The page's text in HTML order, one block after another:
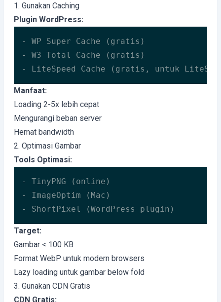
1. Gunakan Caching
Plugin WordPress:
- WP Super Cache (gratis)
- W3 Total Cache (gratis)
- LiteSpeed Cache (gratis, untuk
Manfaat:
Loading 2-5x lebih cepat
Mengurangi beban server
Hemat bandwidth
2. Optimasi Gambar
Tools Optimasi:
- TinyPNG (online)
- ImageOptim (Mac)
- ShortPixel (WordPress plugin)
Target:
Gambar < 100 KB
Format WebP untuk modern browsers
Lazy loading untuk gambar below fold
3. Gunakan CDN Gratis
CDN Gratis: